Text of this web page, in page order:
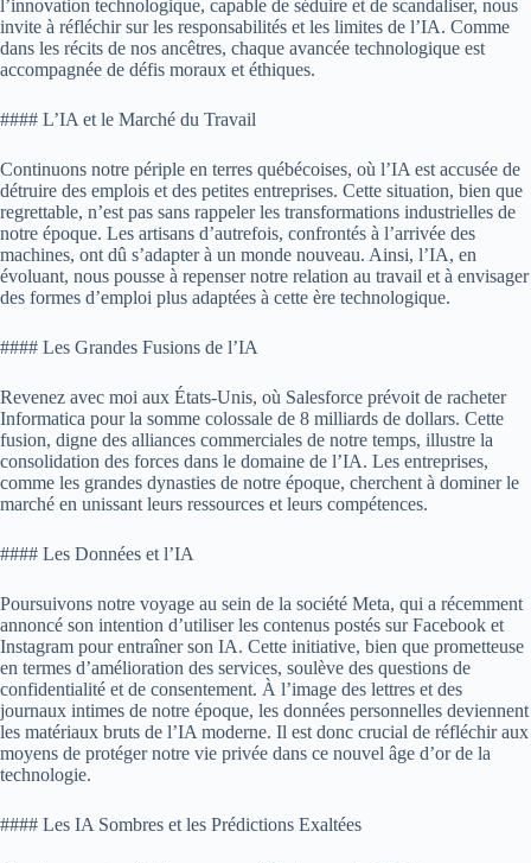
l’innovation technologique, capable de séduire et de scandaliser, nous
invite à réfléchir sur les responsabilités et les limites de l’IA. Comme
dans les récits de nos ancêtres, chaque avancée technologique est
accompagnée de défis moraux et éthiques.
#### L’IA et le Marché du Travail
Continuons notre périple en terres québécoises, où l’IA est accusée de
détruire des emplois et des petites entreprises. Cette situation, bien que
regrettable, n’est pas sans rappeler les transformations industrielles de
notre époque. Les artisans d’autrefois, confrontés à l’arrivée des
machines, ont dû s’adapter à un monde nouveau. Ainsi, l’IA, en
évoluant, nous pousse à repenser notre relation au travail et à envisager
des formes d’emploi plus adaptées à cette ère technologique.
#### Les Grandes Fusions de l’IA
Revenez avec moi aux États-Unis, où Salesforce prévoit de racheter
Informatica pour la somme colossale de 8 milliards de dollars. Cette
fusion, digne des alliances commerciales de notre temps, illustre la
consolidation des forces dans le domaine de l’IA. Les entreprises,
comme les grandes dynasties de notre époque, cherchent à dominer le
marché en unissant leurs ressources et leurs compétences.
#### Les Données et l’IA
Poursuivons notre voyage au sein de la société Meta, qui a récemment
annoncé son intention d’utiliser les contenus postés sur Facebook et
Instagram pour entraîner son IA. Cette initiative, bien que prometteuse
en termes d’amélioration des services, soulève des questions de
confidentialité et de consentement. À l’image des lettres et des
journaux intimes de notre époque, les données personnelles deviennent
les matériaux bruts de l’IA moderne. Il est donc crucial de réfléchir aux
moyens de protéger notre vie privée dans ce nouvel âge d’or de la
technologie.
#### Les IA Sombres et les Prédictions Exaltées